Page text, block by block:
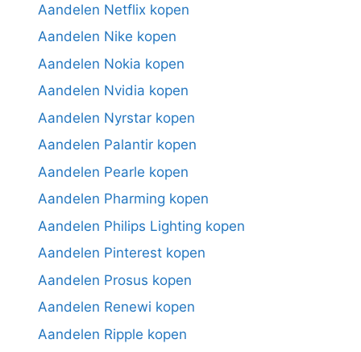
Aandelen Netflix kopen
Aandelen Nike kopen
Aandelen Nokia kopen
Aandelen Nvidia kopen
Aandelen Nyrstar kopen
Aandelen Palantir kopen
Aandelen Pearle kopen
Aandelen Pharming kopen
Aandelen Philips Lighting kopen
Aandelen Pinterest kopen
Aandelen Prosus kopen
Aandelen Renewi kopen
Aandelen Ripple kopen